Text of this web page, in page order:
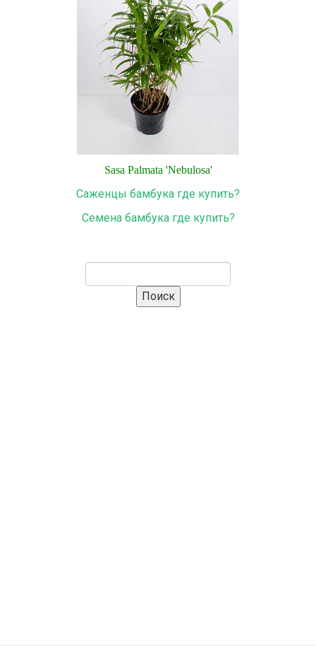
Sasa Palmata 'Nebulosa'
Саженцы бамбука где купить?
Семена бамбука где купить?